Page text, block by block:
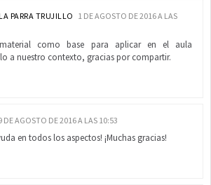
PARRA TRUJILLO 1 DE AGOSTO DE 2016 A LAS
material como base para aplicar en el aula
a nuestro contexto, gracias por compartir.
DE AGOSTO DE 2016 A LAS 10:53
en todos los aspectos! ¡Muchas gracias!